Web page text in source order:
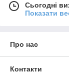
Сьогодні
Показати
Про нас
Контакти